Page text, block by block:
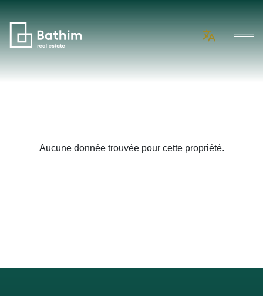
Aucune donnée trouvée pour cette propriété.